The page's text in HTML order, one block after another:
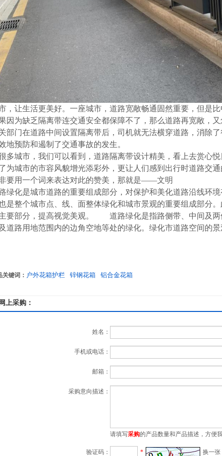
，让生活更美好。一座城市，道路宽敞畅通固然重要，但是
因为缺乏隔离带连交通安全都保障不了，那么道路再宽敞，
部门在道路中间设置隔离带后，司机就无法横穿道路，消除
地预防和遏制了交通事故的发生。
多城市，我们可以看到，道路隔离带设计精美，看上去赏心
为城市的市容风貌增光添彩外，更让人们感到出行时道路交
要用一个词来表达对此的赞美，那就是——文明
绿化是城市道路的重要组成部分，对保护和美化道路沿线环
是整个城市点、线、面整体绿化和城市景观的重要组成部分
要部分，提高视觉美观。 道路绿化是指路侧带、中间及两
道路用地范围内的边角空地等处的绿化。绿化市道路空间的
关键词： 户外花箱护栏 锌钢花箱 铝合金花箱
网上采购：
姓名：
手机或电话：
邮箱：
采购意向描述：
请填写采购的产品数量和产品描述，方便
验证码： * 换一张